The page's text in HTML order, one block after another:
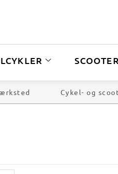
Cykel- og